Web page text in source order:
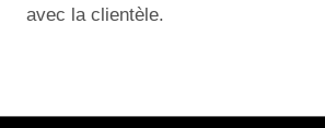
avec la clientèle.